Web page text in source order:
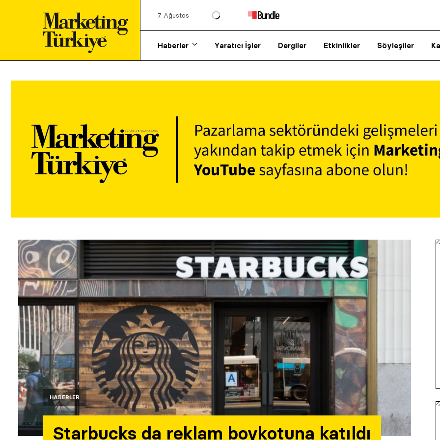
7 Ağustos
Haberler Yaratıcı İşler Dergiler Etkinlikler Söyleşiler
HABERLER
Starbucks da reklam boykotuna katıldı